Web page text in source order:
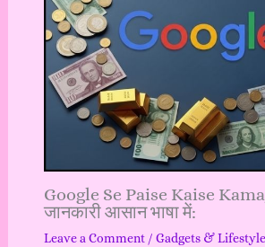
Google Se Paise Kaise
जानकारी आसान भाषा में:
Leave a Comment / Gadgets & Lifestyle